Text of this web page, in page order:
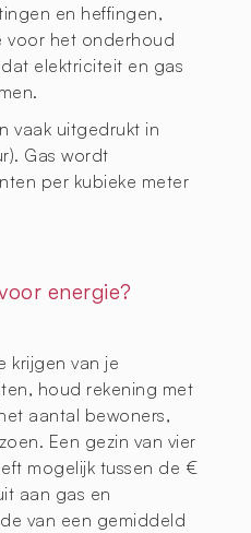
en heffingen,
voor het onderhoud
elektriciteit en gas
vaak uitgedrukt in
Gas wordt
per kubieke meter
energie?
krijgen van je
houd rekening met
aantal bewoners,
Een gezin van vier
mogelijk tussen de €
aan gas en
van een gemiddeld